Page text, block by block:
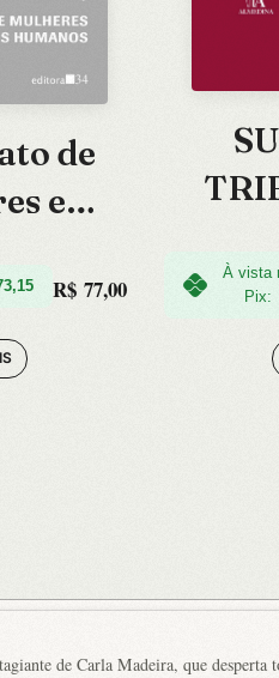
de
e
R$ 77,00
À vista
Pix:
de Carla Madeira, que